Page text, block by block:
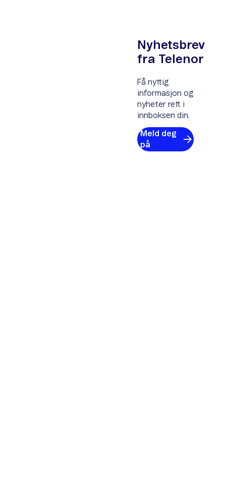
Nyhetsbrev
fra Telenor
Få nyttig
informasjon og
nyheter rett i
innboksen din.
Meld deg
på